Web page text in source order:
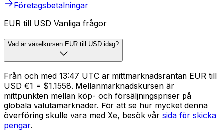
Företagsbetalningar
EUR till USD Vanliga frågor
Vad är växelkursen EUR till USD idag?
Från och med 13:47 UTC är mittmarknadsräntan EUR till
USD €1 = $1.1558. Mellanmarknadskursen är
mittpunkten mellan köp- och försäljningspriser på
globala valutamarknader. För att se hur mycket denna
överföring skulle vara med Xe, besök vår sida för skicka
pengar.